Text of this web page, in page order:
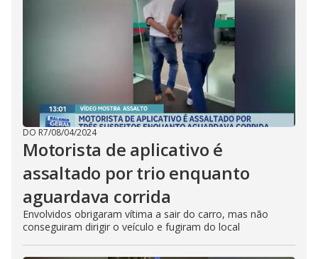
DO R7/08/04/2024
Motorista de aplicativo é
assaltado por trio enquanto
aguardava corrida
Envolvidos obrigaram vítima a sair do carro, mas não
conseguiram dirigir o veículo e fugiram do local